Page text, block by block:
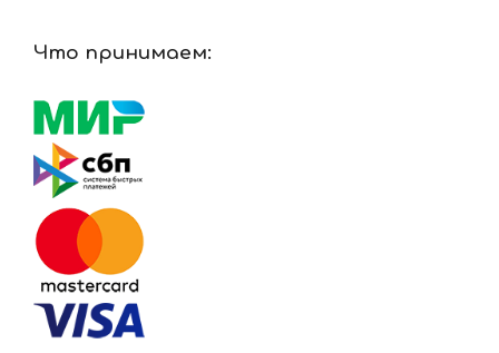
Что принимаем: